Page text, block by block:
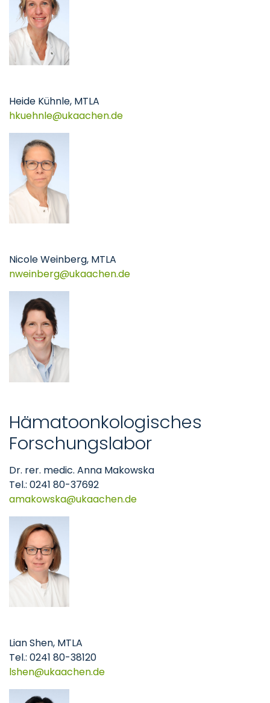
Heide Kühnle, MTLA
hkuehnle
ukaachende
Nicole Weinberg, MTLA
nweinberg
ukaachende
Hämatoonkologisches
Forschungslabor
Dr. rer. medic. Anna Makowska
Tel.: 0241 80-37692
amakowska
ukaachende
Lian Shen, MTLA
Tel.: 0241 80-38120
lshen
ukaachende